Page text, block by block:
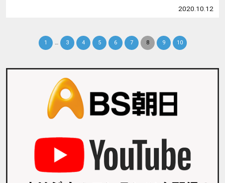
2020.10.12
1 … 3 4 5 6 7 8 9 10